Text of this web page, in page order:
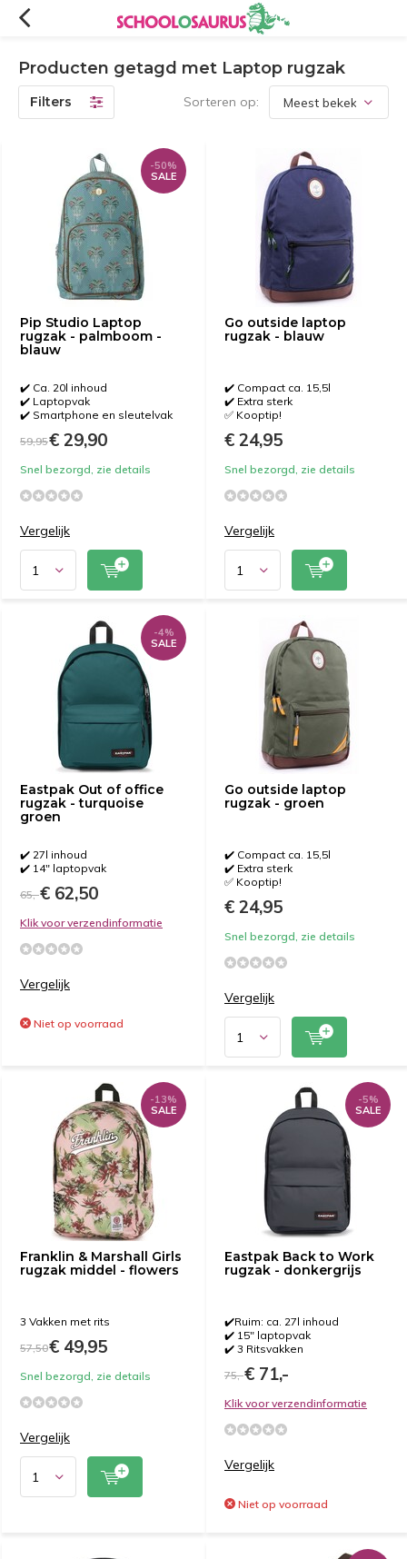
Producten getagd met Laptop rugzak
Filters Sorteren op:
Pip Studio Laptop
rugzak - palmboom -
blauw
-50%
SALE
✔️ Ca. 20l inhoud
✔️ Laptopvak
✔️ Smartphone en sleutelvak
59,95€ 29,90
Snel bezorgd, zie details
Vergelijk
Go outside laptop
rugzak - blauw
✔️ Compact ca. 15,5l
✔️ Extra sterk
✅ Kooptip!
€ 24,95
Snel bezorgd, zie details
Vergelijk
Eastpak Out of office
rugzak - turquoise
groen
-4%
SALE
✔️ 27l inhoud
✔️ 14" laptopvak
65,-€ 62,50
Klik voor verzendinformatie
Vergelijk
Niet op voorraad
Go outside laptop
rugzak - groen
✔️ Compact ca. 15,5l
✔️ Extra sterk
✅ Kooptip!
€ 24,95
Snel bezorgd, zie details
Vergelijk
Franklin & Marshall Girls
rugzak middel - flowers
-13%
SALE
3 Vakken met rits
57,50€ 49,95
Snel bezorgd, zie details
Vergelijk
Eastpak Back to Work
rugzak - donkergrijs
-5%
SALE
✔️Ruim: ca. 27l inhoud
✔️ 15" laptopvak
✔️ 3 Ritsvakken
75,-€ 71,-
Klik voor verzendinformatie
Vergelijk
Niet op voorraad